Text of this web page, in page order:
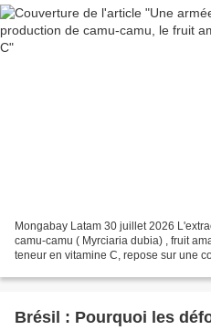
Mongabay Latam 30 juillet 2026
camu-camu ( Myrciaria dubia) , fruit
teneur en vitamine C, repose sur une
Brésil : Pourquoi les